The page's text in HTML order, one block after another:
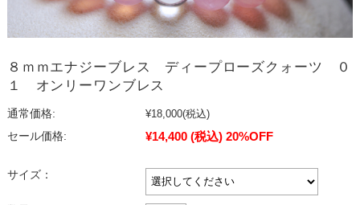
８ｍｍエナジーブレス ディープローズクォーツ ０
１ オンリーワンブレス
通常価格: ¥18,000(税込)
セール価格:
¥14,400 (税込) 20%OFF
サイズ：